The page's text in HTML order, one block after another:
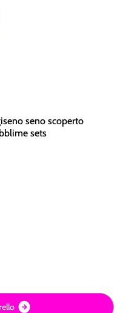
seno scoperto
sets
ello